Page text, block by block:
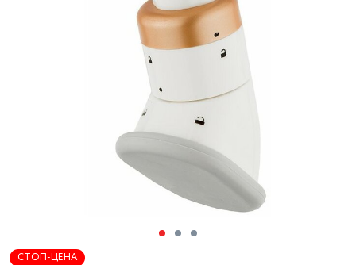
СТОП-ЦЕНА